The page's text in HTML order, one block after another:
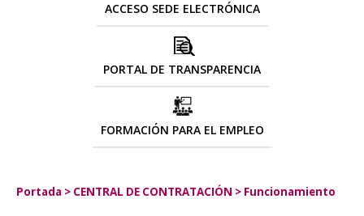
ACCESO SEDE ELECTRÓNICA
PORTAL DE TRANSPARENCIA
FORMACIÓN PARA EL EMPLEO
Portada > CENTRAL DE CONTRATACIÓN > Funcionamiento